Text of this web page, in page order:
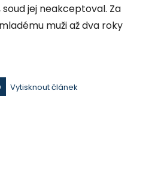
jej neakceptoval. Za
muži až dva roky
Vytisknout článek